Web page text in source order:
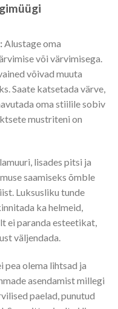
Alustage oma
või värvimisega.
võivad muuta
Saate katsetada värve,
oma stiilile sobiv
mustriteni on
lisades pitsi ja
saamiseks õmble
Luksusliku tunde
ka helmeid,
ei paranda esteetikat,
väljendada.
pea olema lihtsad ja
asendamist millegi
paelad, punutud